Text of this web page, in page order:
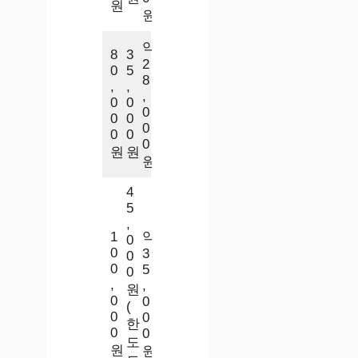
원
원
8
0
,
0
0
0
원
3
5
,
0
0
0
원
약
2
8
,
0
0
0
원
1
0
0
,
0
0
0
원
4
5
,
0
0
0
원
(
한
도
약
3
5
,
0
0
0
원